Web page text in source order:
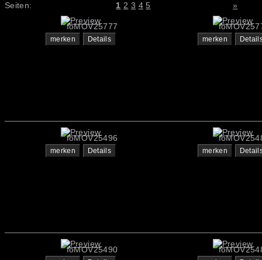
Seiten: 1 2 3 4 5 »
foMOV25777
merken Details merken
foMOV25496
merken Details merken
foMOV25490